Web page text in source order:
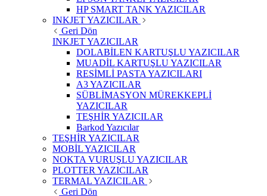
HP SMART TANK YAZICILAR
INKJET YAZICILAR
Geri Dön
INKJET YAZICILAR
DOLABİLEN KARTUŞLU YAZICILAR
MUADİL KARTUŞLU YAZICILAR
RESİMLİ PASTA YAZICILARI
A3 YAZICILAR
SÜBLİMASYON MÜREKKEPLİ
YAZICILAR
TEŞHİR YAZICILAR
Barkod Yazıcılar
TEŞHİR YAZICILAR
MOBİL YAZICILAR
NOKTA VURUŞLU YAZICILAR
PLOTTER YAZICILAR
TERMAL YAZICILAR
Geri Dön